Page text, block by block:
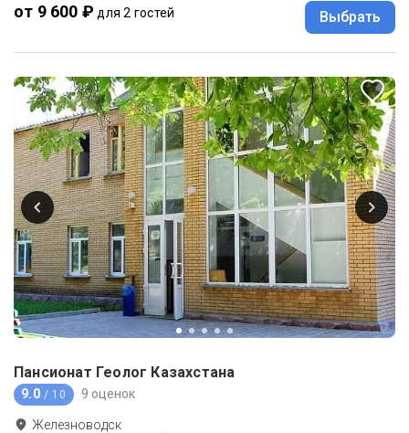
от 9 600 ₽ для 2 гостей Выбрать
Пансионат Геолог Казахстана
9.0 / 10 9 оценок
Железноводск